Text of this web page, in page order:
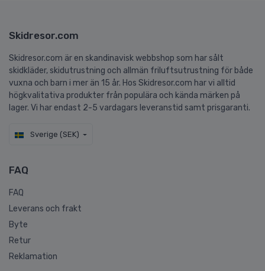
Skidresor.com
Skidresor.com är en skandinavisk webbshop som har sålt
skidkläder, skidutrustning och allmän friluftsutrustning för både
vuxna och barn i mer än 15 år. Hos Skidresor.com har vi alltid
högkvalitativa produkter från populära och kända märken på
lager. Vi har endast 2-5 vardagars leveranstid samt prisgaranti.
Sverige (SEK)
FAQ
FAQ
Leverans och frakt
Byte
Retur
Reklamation